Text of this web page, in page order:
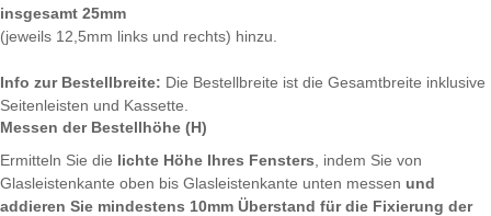
insgesamt 25mm
(jeweils 12,5mm links und rechts) hinzu.
Info zur Bestellbreite: Die Bestellbreite ist die Gesamtbreite inklusive
Seitenleisten und Kassette.
Messen der Bestellhöhe (H)
Ermitteln Sie die lichte Höhe Ihres Fensters , indem Sie von
Glasleistenkante oben bis Glasleistenkante unten messen und
addieren Sie mindestens 10mm Überstand für die Fixierung der